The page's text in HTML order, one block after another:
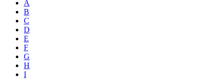
A
B
C
D
E
F
G
H
I